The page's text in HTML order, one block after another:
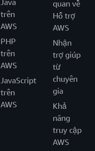
Java
trên
AWS
PHP
trên
AWS
JavaScript
trên
AWS
quan về
Hỗ trợ
AWS
Nhận
trợ giúp
từ
chuyên
gia
Khả
năng
truy cập
AWS